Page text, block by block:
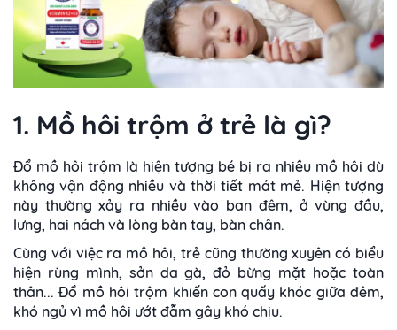
1. Mồ hôi trộm ở trẻ là gì?
Đổ mồ hôi trộm là hiện tượng bé bị ra nhiều mồ hôi dù
không vận động nhiều và thời tiết mát mẻ. Hiện tượng
này thường xảy ra nhiều vào ban đêm, ở vùng đầu,
lưng, hai nách và lòng bàn tay, bàn chân.
Cùng với việc ra mồ hôi, trẻ cũng thường xuyên có biểu
hiện rùng mình, sởn da gà, đỏ bừng mặt hoặc toàn
thân... Đổ mồ hôi trộm khiến con quấy khóc giữa đêm,
khó ngủ vì mồ hôi ướt đẫm gây khó chịu.